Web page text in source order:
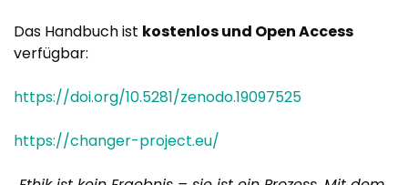
Das Handbuch ist kostenlos und Open Access
verfügbar:
https://doi.org/10.5281/zenodo.19097525
https://changer-project.eu/